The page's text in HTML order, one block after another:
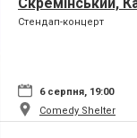
Стендап-концерт
6 серпня, 19:00
Comedy Shelter